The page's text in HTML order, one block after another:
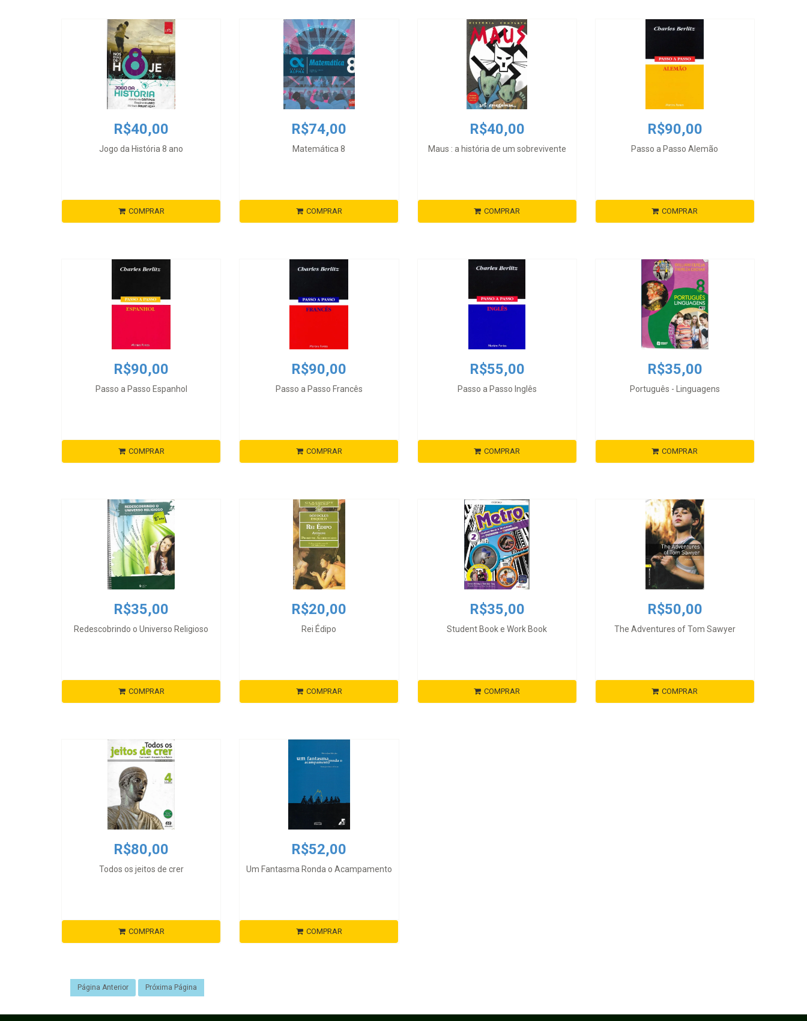
R$40,00
Jogo da História 8 ano
COMPRAR
R$74,00
Matemática 8
COMPRAR
R$40,00
Maus : a história de um sobrevivente
COMPRAR
R$90,00
Passo a Passo Alemão
COMPRAR
R$90,00
Passo a Passo Espanhol
COMPRAR
R$90,00
Passo a Passo Francês
COMPRAR
R$55,00
Passo a Passo Inglês
COMPRAR
R$35,00
Português - Linguagens
COMPRAR
R$35,00
Redescobrindo o Universo Religioso
COMPRAR
R$20,00
Rei Édipo
COMPRAR
R$35,00
Student Book e Work Book
COMPRAR
R$50,00
The Adventures of Tom Sawyer
COMPRAR
R$80,00
Todos os jeitos de crer
COMPRAR
R$52,00
Um Fantasma Ronda o Acampamento
COMPRAR
Página Anterior Próxima Página